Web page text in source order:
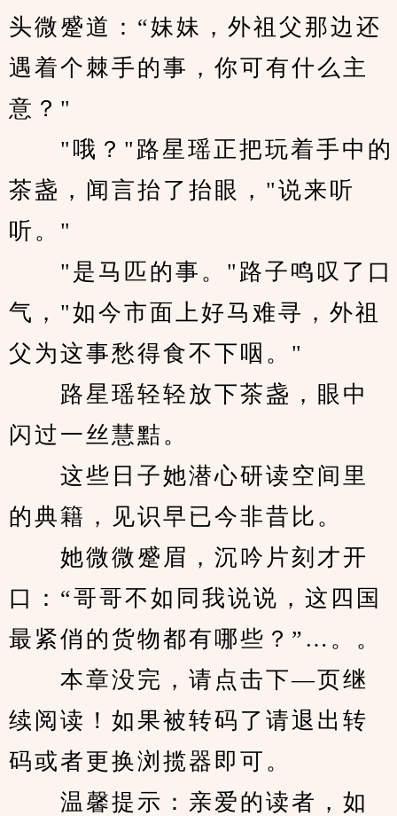
头微蹙道：“妹妹，外祖父那边还
遇着个棘手的事，你可有什么主
意？"
"哦？"路星瑶正把玩着手中的
茶盏，闻言抬了抬眼，"说来听
听。"
"是马匹的事。"路子鸣叹了口
气，"如今市面上好马难寻，外祖
父为这事愁得食不下咽。"
路星瑶轻轻放下茶盏，眼中
闪过一丝慧黠。
这些日子她潜心研读空间里
的典籍，见识早已今非昔比。
她微微蹙眉，沉吟片刻才开
口：“哥哥不如同我说说，这四国
最紧俏的货物都有哪些？”…。。
本章没完，请点击下—页继
续阅读！如果被转码了请退出转
码或者更换浏揽器即可。
温馨提示：亲爱的读者，如